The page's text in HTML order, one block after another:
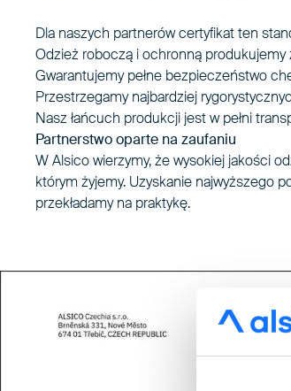
Dla naszych partnerów certyfikat ten
Odzież roboczą i ochronną produkujemy
Gwarantujemy pełne bezpieczeństwo
Przestrzegamy najbardziej
Nasz łańcuch produkcji jest w pełni
Partnerstwo oparte na zaufaniu
W Alsico wierzymy, że wysokiej jakości
którym żyjemy. Uzyskanie najwyższego
przekładamy na praktykę.